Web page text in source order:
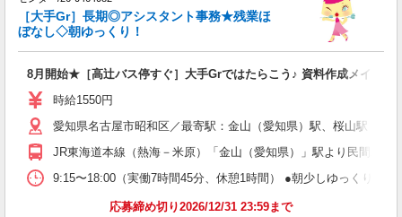
［大手Gr］長期◎アシスタント事務★残業ほ
ぼなし◇朝ゆっくり！
8月開始★［高辻バス停すぐ］大手Grではたらこう♪ 資料作成メインの
時給1550円
愛知県名古屋市昭和区／最寄駅：金山（愛知県）駅、桜山駅 ●
JR東海道本線（熱海－米原）「金山（愛知県）」駅より民間バ
9:15〜18:00（実働7時間45分、休憩1時間） ●朝少しゆっくりな
応募締め切り2026/12/31 23:59まで